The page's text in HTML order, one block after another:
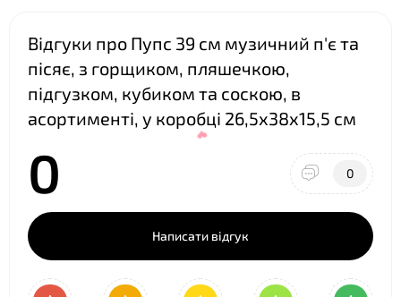
Відгуки про Пупс 39 см музичний п'є та
пісяє, з горщиком, пляшечкою,
підгузком, кубиком та соскою, в
асортименті, у коробці 26,5х38х15,5 см
0 0
Написати відгук
❤